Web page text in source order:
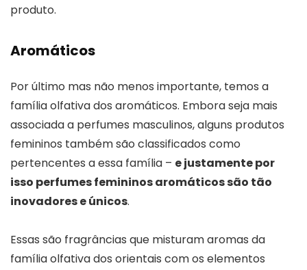
produto.
Aromáticos
Por último mas não menos importante, temos a
família olfativa dos aromáticos. Embora seja mais
associada a perfumes masculinos, alguns produtos
femininos também são classificados como
pertencentes a essa família – e justamente por
isso perfumes femininos aromáticos são tão
inovadores e únicos.
Essas são fragrâncias que misturam aromas da
família olfativa dos orientais com os elementos